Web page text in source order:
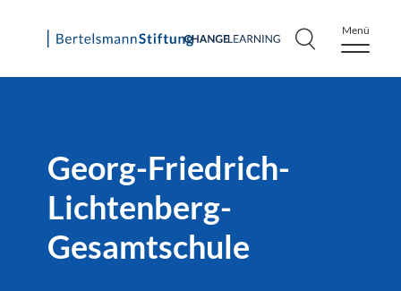
Skip
Menü
Georg-Friedrich-
Lichtenberg-
Gesamtschule